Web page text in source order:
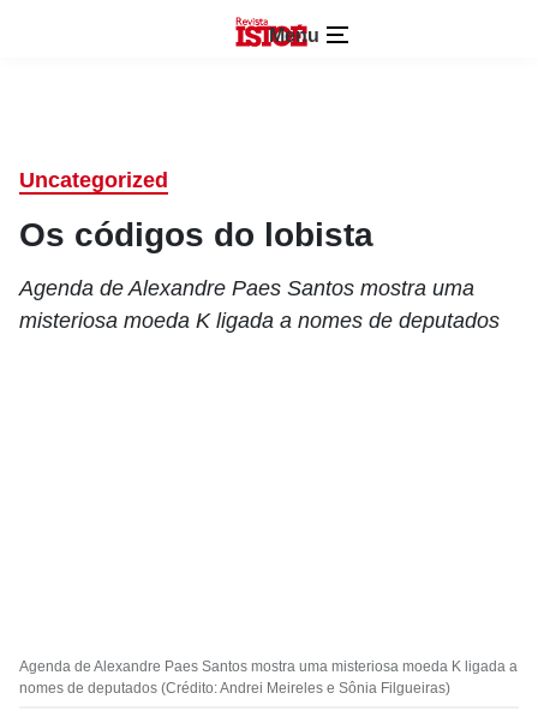
Menu
Uncategorized
Os códigos do lobista
Agenda de Alexandre Paes Santos mostra uma
misteriosa moeda K ligada a nomes de deputados
Agenda de Alexandre Paes Santos mostra uma misteriosa moeda K ligada a
nomes de deputados (Crédito: Andrei Meireles e Sônia Filgueiras)